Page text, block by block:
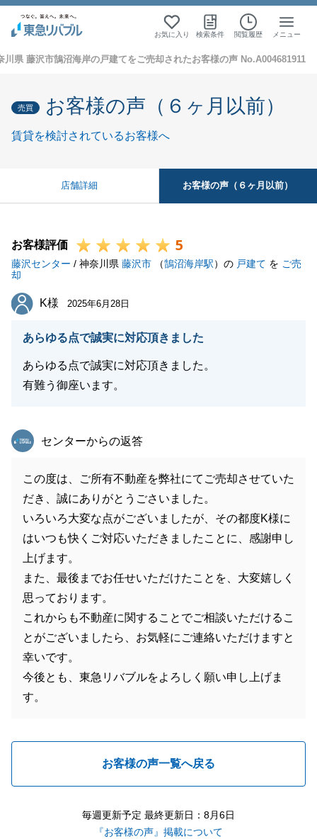
お気に入り 検索条件 閲覧履歴 メニュー
川県 藤沢市鵠沼海岸の戸建てをご売却されたお客様の声 No.A004681911
売買 お客様の声（６ヶ月以前）
賃貸を検討されているお客様へ
店舗詳細 お客様の声（６ヶ月以前）
お客様評価 5
藤沢センター / 神奈川県 藤沢市 （鵠沼海岸駅）の 戸建て を ご売
却
K様
K様 2025年6月28日
あらゆる点で誠実に対応頂きました
あらゆる点で誠実に対応頂きました。
有難う御座います。
東急リバブル
センターからの返答
この度は、ご所有不動産を弊社にてご売却させていた
だき、誠にありがとうごさいました。
いろいろ大変な点がございましたが、その都度K様に
はいつも快くご対応いただきましたことに、感謝申し
上げます。
また、最後までお任せいただけたことを、大変嬉しく
思っております。
これからも不動産に関することでご相談いただけるこ
とがございましたら、お気軽にご連絡いただけますと
幸いです。
今後とも、東急リバブルをよろしく願い申し上げま
す。
お客様の声一覧へ戻る
毎週更新予定 最終更新日：8月6日
『お客様の声』掲載について